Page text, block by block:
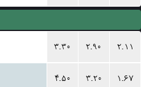
۳.۳۰ ۲.۹۰ ۲.۱۱
۴.۵۰ ۳.۲۰ ۱.۶۷